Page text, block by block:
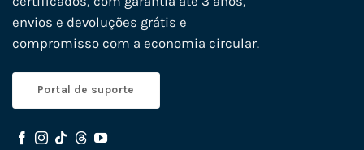
envios e devoluções grátis e
compromisso com a economia circular.
Portal de suporte